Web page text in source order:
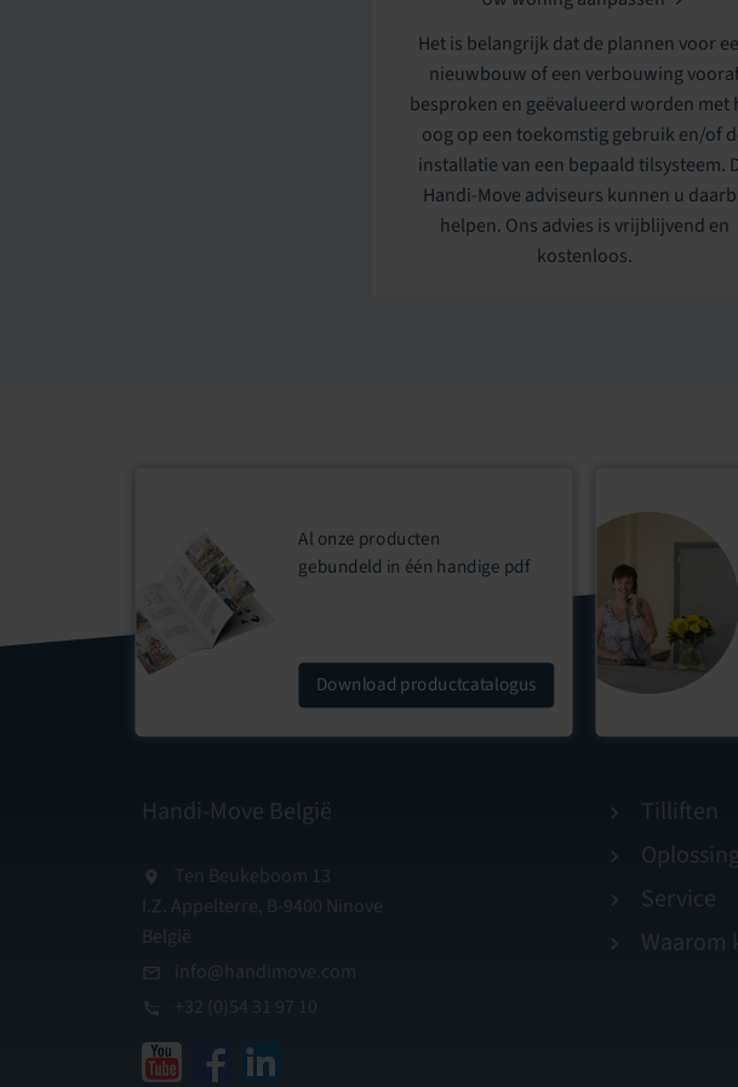
Het is belangrijk dat de plannen voor
nieuwbouw of een verbouwing
besproken en geëvalueerd worden met
oog op een toekomstig gebruik en/of
installatie van een bepaald tilsysteem.
Handi-Move adviseurs kunnen u
helpen. Ons advies is vrijblijvend en
kostenloos.
Al onze producten
gebundeld in één handige pdf
Download productcatalogus
Handi-Move België
Ten Beukeboom 13
I.Z. Appelterre, B-9400 Ninove
België
info@handimove.com
Tilliften
Service
Waarom